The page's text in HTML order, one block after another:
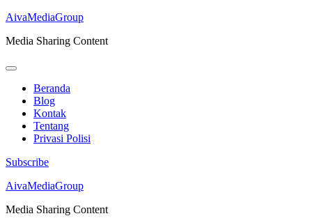
AivaMediaGroup
Media Sharing Content
Beranda
Blog
Kontak
Tentang
Privasi Polisi
Subscribe
Lompat
konten
AivaMediaGroup
Media Sharing Content